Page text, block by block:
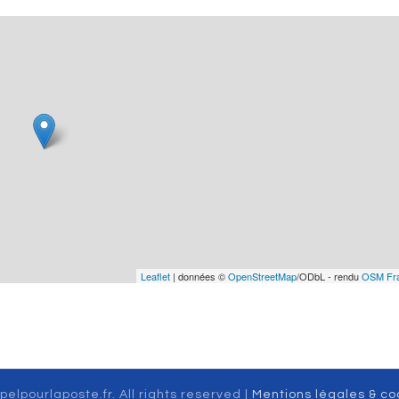
Leaflet | données ©OpenStreetMap/ODbL - renduOSM
All rights reserved | Mentions légales &